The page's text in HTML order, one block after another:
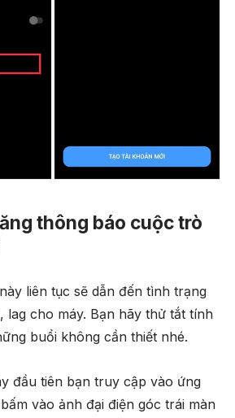
thông báo cuộc trò
liên tục sẽ dẫn đến tình trạng
lag cho máy. Bạn hãy thử tắt tính
buổi không cần thiết nhé.
đầu tiên bạn truy cập vào ứng
bấm vào ảnh đại điện góc trái màn